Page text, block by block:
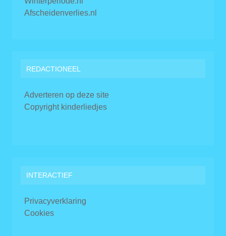
Afscheidenverlies.nl
REDACTIONEEL
Adverteren op deze site
Copyright kinderliedjes
INTERACTIEF
Privacyverklaring
Cookies